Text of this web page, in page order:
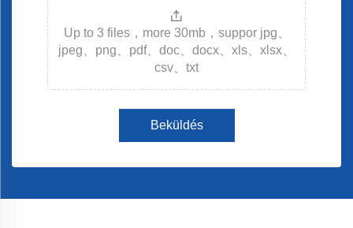
Up to 3 files，more 30mb，suppor jpg、
jpeg、png、pdf、doc、docx、xls、xlsx、
csv、txt
Beküldés